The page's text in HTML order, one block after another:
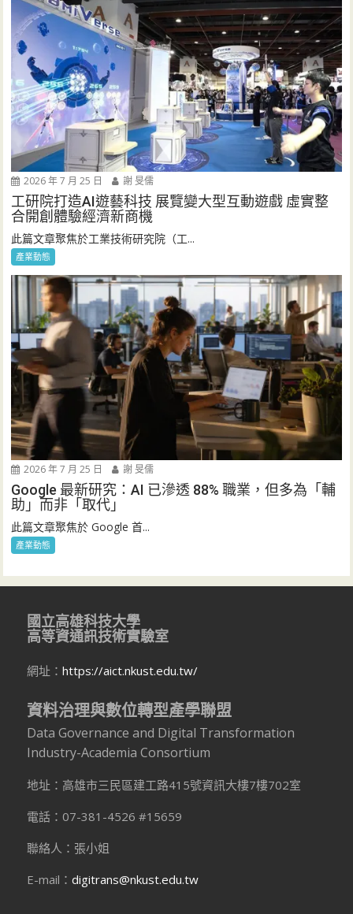
2026 年 7 月 25 日 謝 旻儒
工研院打造AI遊藝科技 展覽變大型互動遊戲 虛實整
合開創體驗經濟新商機
此篇文章聚焦於工業技術研究院（工...
產業動態
2026 年 7 月 25 日 謝 旻儒
Google 最新研究：AI 已滲透 88% 職業，但多為「輔
助」而非「取代」
此篇文章聚焦於 Google 首...
產業動態
國立高雄科技大學
高等資通訊技術實驗室
網址：https://aict.nkust.edu.tw/
資料治理與數位轉型產學聯盟
Data Governance and Digital Transformation
Industry-Academia Consortium
地址：高雄市三民區建工路415號資訊大樓7樓702室
電話：07-381-4526 #15659
聯絡人：張小姐
E-mail：digitrans@nkust.edu.tw